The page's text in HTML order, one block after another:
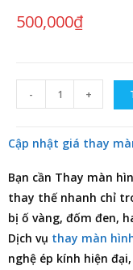
500,000₫
- +
Cập nhật giá thay
Bạn cần Thay màn
thay thế nhanh chỉ
bị ố vàng, đốm đen,
Dịch vụ thay màn
nghệ ép kính hiện